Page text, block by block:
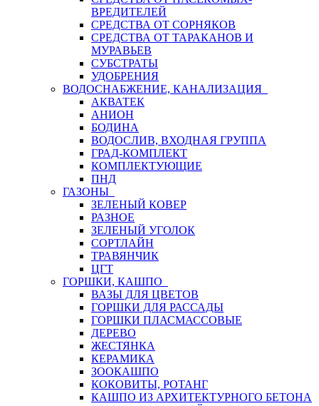
ВРЕДИТЕЛЕЙ
СРЕДСТВА ОТ СОРНЯКОВ
СРЕДСТВА ОТ ТАРАКАНОВ И
МУРАВЬЕВ
СУБСТРАТЫ
УДОБРЕНИЯ
ВОДОСНАБЖЕНИЕ, КАНАЛИЗАЦИЯ
АКВАТЕК
АНИОН
БОДИНА
ВОДОСЛИВ, ВХОДНАЯ ГРУППА
ГРАД-КОМПЛЕКТ
КОМПЛЕКТУЮЩИЕ
ПНД
ГАЗОНЫ
ЗЕЛЕНЫЙ КОВЕР
РАЗНОЕ
ЗЕЛЕНЫЙ УГОЛОК
СОРТЛАЙН
ТРАВЯНЧИК
ЦГТ
ГОРШКИ, КАШПО
ВАЗЫ ДЛЯ ЦВЕТОВ
ГОРШКИ ДЛЯ РАССАДЫ
ГОРШКИ ПЛАСМАССОВЫЕ
ДЕРЕВО
ЖЕСТЯНКА
КЕРАМИКА
ЗООКАШПО
КОКОВИТЫ, РОТАНГ
КАШПО ИЗ АРХИТЕКТУРНОГО БЕТОНА